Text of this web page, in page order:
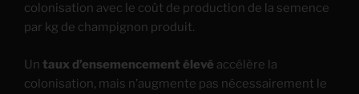
colonisation avec le coût de production de la semence
par kg de champignon produit.
Un taux d’ensemencement élevé accélère la
colonisation, mais n’augmente pas nécessairement le